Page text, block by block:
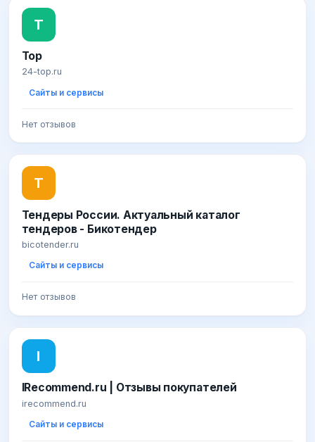
T
Top
24-top.ru
Сайты и сервисы
Нет отзывов
Т
Тендеры России. Актуальный каталог
тендеров - Бикотендер
bicotender.ru
Сайты и сервисы
Нет отзывов
I
IRecommend.ru | Отзывы покупателей
irecommend.ru
Сайты и сервисы